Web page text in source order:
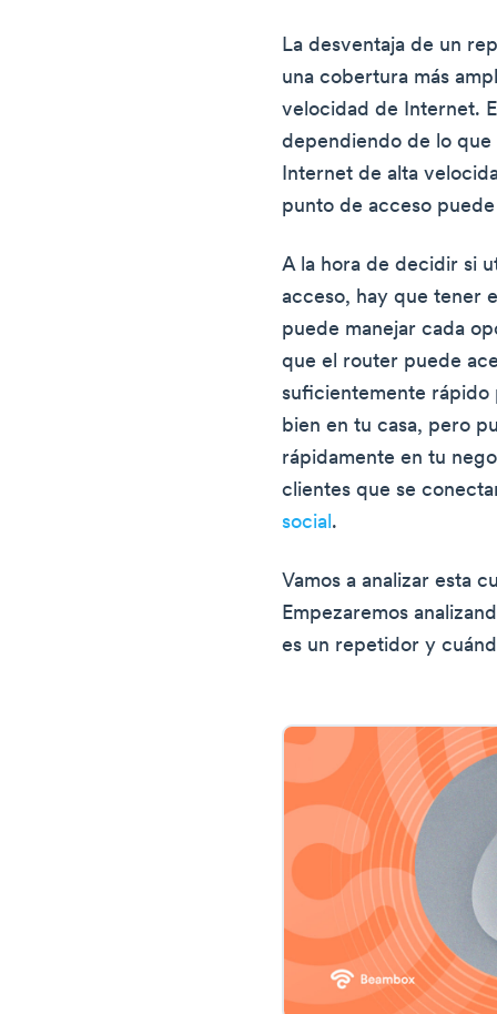
La desventaja de un
una cobertura más
velocidad de Internet.
dependiendo de lo que
Internet de alta
punto de acceso
A la hora de decidir si
acceso, hay que tener
puede manejar cada
que el router puede
suficientemente rápido
bien en tu casa, pero
rápidamente en tu
clientes que se
social.
Vamos a analizar esta
Empezaremos
es un repetidor y